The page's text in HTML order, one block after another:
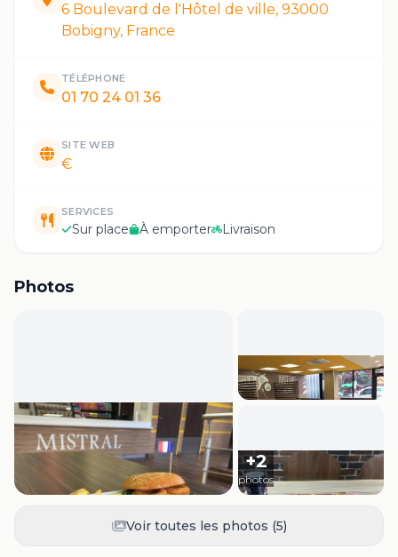
6 Boulevard de l'Hôtel de ville, 93000
Bobigny, France
TÉLÉPHONE
01 70 24 01 36
SITE WEB
€
SERVICES
Sur place À emporter Livraison
Photos
+2
photos
Voir toutes les photos (5)